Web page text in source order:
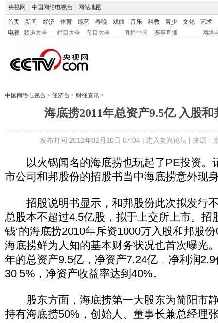
央视网 中国网络电视台 网站地图
首页 新闻 经济 体育 综艺 春晚 戏曲 音乐 科教 青少 文化
艺术
电视
频道大全 栏目大全 节目大全 直播中国 赛事直播 网络
中国网络电视台 > 经济台 > 财经资讯 >
海底捞2011年总资产9.5亿 入股
发布时间:2012年02月10日 07:04 | 进入复兴论坛| 来源：
以火锅闻名的海底捞也玩起了PE投资。
市公司和邦股份的招股书当中海底捞意外现
招股说明书显示，和邦股份此次拟发行
总股本不超过4.5亿股，拟于上交所上市。招
钱”的海底捞2010年斥资1000万入股和邦股
海底捞鲜为人知的基本财务状况也首次曝光
年的总资产9.5亿，净资产7.24亿，净利润
30.5%，净资产收益率达到40%。
股东方面，海底捞第一大股东为简阳市
持有海底捞50%，创始人、董事长兼总经理